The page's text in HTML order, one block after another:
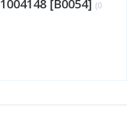
[B0054] (0